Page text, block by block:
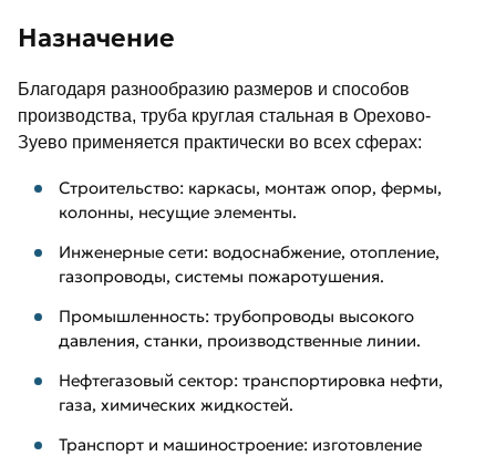
Назначение
Благодаря разнообразию размеров и способов
производства, труба круглая стальная в Орехово-
Зуево применяется практически во всех сферах:
Строительство: каркасы, монтаж опор, фермы,
колонны, несущие элементы.
Инженерные сети: водоснабжение, отопление,
газопроводы, системы пожаротушения.
Промышленность: трубопроводы высокого
давления, станки, производственные линии.
Нефтегазовый сектор: транспортировка нефти,
газа, химических жидкостей.
Транспорт и машиностроение: изготовление